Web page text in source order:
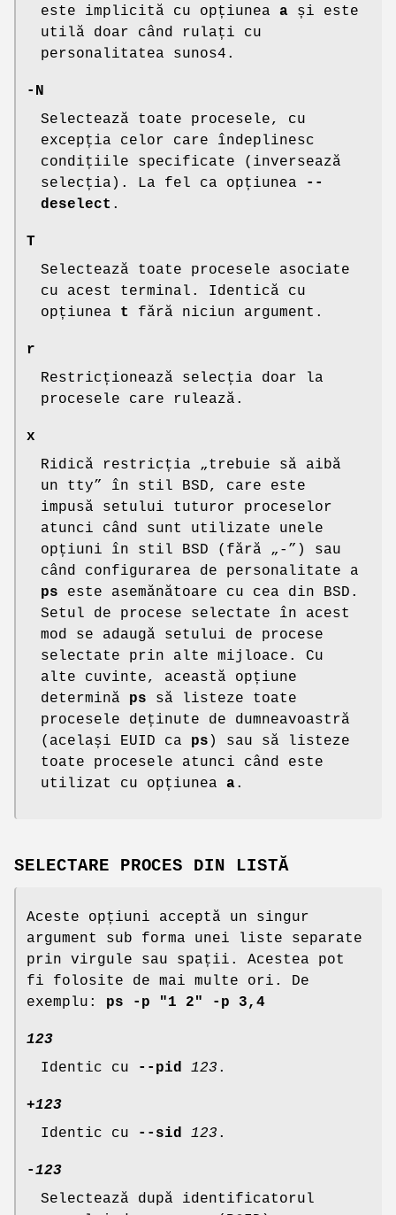
este implicită cu opțiunea a și este
utilă doar când rulați cu
personalitatea sunos4.
-N
Selectează toate procesele, cu
excepția celor care îndeplinesc
condițiile specificate (inversează
selecția). La fel ca opțiunea
--
deselect .
T
Selectează toate procesele asociate
cu acest terminal. Identică cu
opțiunea t fără niciun argument.
r
Restricționează selecția doar la
procesele care rulează.
x
Ridică restricția „trebuie să aibă
un tty” în stil BSD, care este
impusă setului tuturor proceselor
atunci când sunt utilizate unele
opțiuni în stil BSD (fără „-”) sau
când configurarea de personalitate a
ps este asemănătoare cu cea din BSD.
Setul de procese selectate în acest
mod se adaugă setului de procese
selectate prin alte mijloace. Cu
alte cuvinte, această opțiune
determină ps să listeze toate
procesele deținute de dumneavoastră
(același EUID ca ps ) sau să listeze
toate procesele atunci când este
utilizat cu opțiunea a.
SELECTARE PROCES DIN LISTĂ
Aceste opțiuni acceptă un singur
argument sub forma unei liste separate
prin virgule sau spații. Acestea pot
fi folosite de mai multe ori. De
exemplu: ps -p "1 2" -p 3,4
123
Identic cu
--pid 123 .
+123
Identic cu
--sid 123 .
-123
Selectează după identificatorul